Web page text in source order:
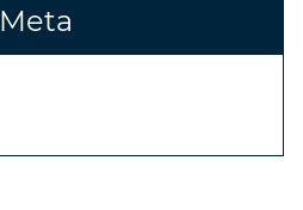
Meta